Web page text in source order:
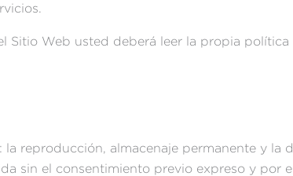
Sitio Web usted deberá leer la propia
reproducción, almacenaje permanente y
sin el consentimiento previo expreso y por